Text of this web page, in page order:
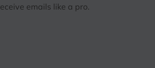
emails like a pro.